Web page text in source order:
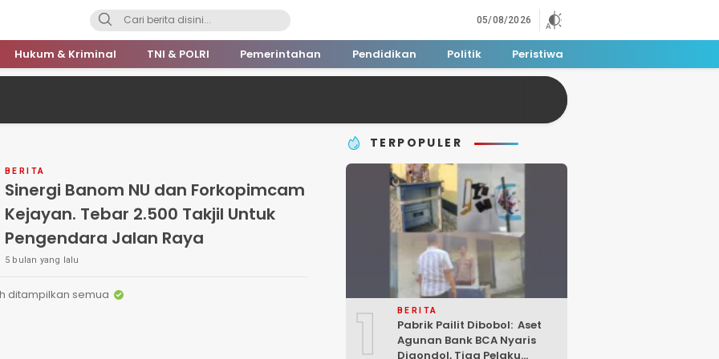
05/08/2026
Hukum & Kriminal TNI & POLRI Pemerintahan Pendidikan Politik Peristiwa
BERITA
Sinergi Banom NU dan Forkopimcam
Kejayan. Tebar 2.500 Takjil Untuk
Pengendara Jalan Raya
5 bulan yang lalu
ditampilkan semua
TERPOPULER
1 BERITA
Pabrik Pailit Dibobol: Aset
Agunan Bank BCA Nyaris
Digondol, Tiga Pelaku